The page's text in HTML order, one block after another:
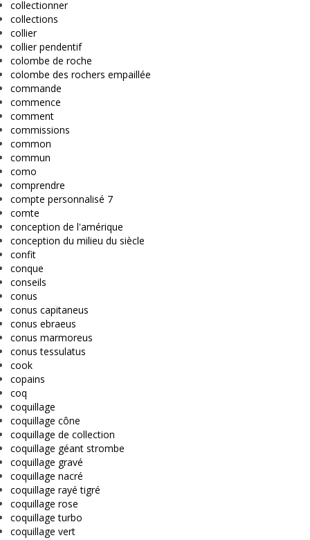
collectionner
collections
collier
collier pendentif
colombe de roche
colombe des rochers empaillée
commande
commence
comment
commissions
common
commun
como
comprendre
compte personnalisé 7
comte
conception de l'amérique
conception du milieu du siècle
confit
conque
conseils
conus
conus capitaneus
conus ebraeus
conus marmoreus
conus tessulatus
cook
copains
coq
coquillage
coquillage cône
coquillage de collection
coquillage géant strombe
coquillage gravé
coquillage nacré
coquillage rayé tigré
coquillage rose
coquillage turbo
coquillage vert